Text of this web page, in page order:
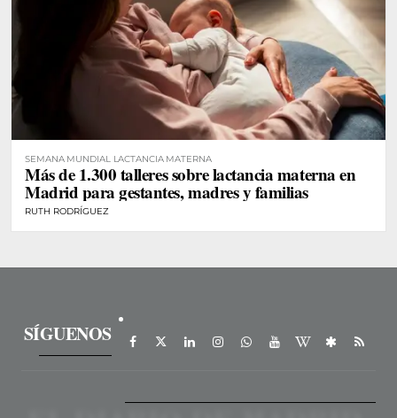
SEMANA MUNDIAL LACTANCIA MATERNA
Más de 1.300 talleres sobre lactancia materna en
Madrid para gestantes, madres y familias
RUTH RODRÍGUEZ
SÍGUENOS